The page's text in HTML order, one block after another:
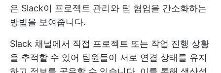
은 Slack이 프로젝트 관리와 팀 협업을 간소화하는
방법을 보여줍니다.
Slack 채널에서 직접 프로젝트 또는 작업 진행 상황
을 추적할 수 있어 팀원들이 서로 연결 상태를 유지